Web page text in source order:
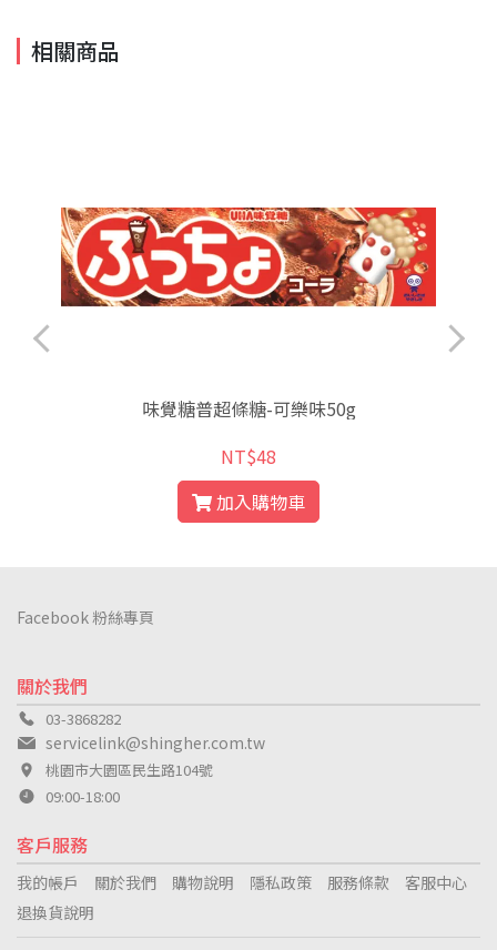
相關商品
味覺糖普超條糖-可樂味50g
NT$48
加入購物車
關於我們
03-3868282
servicelink@shingher.com.tw
桃園市大園區民生路104號
09:00-18:00
客戶服務
我的帳戶 關於我們 購物說明 隱私政策 服務條款
客服中心
退換貨說明
Facebook 粉絲專頁